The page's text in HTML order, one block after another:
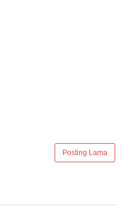
Posting Lama